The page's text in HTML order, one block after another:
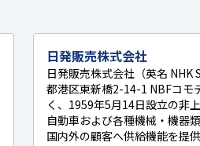
日発販売株式会社
日発販売株式会社（英名 NHK
都港区東新橋2-14-1 NBFコモ
く、1959年5月14日設立の非
自動車および各種機械・機器
国内外の顧客へ供給機能を提